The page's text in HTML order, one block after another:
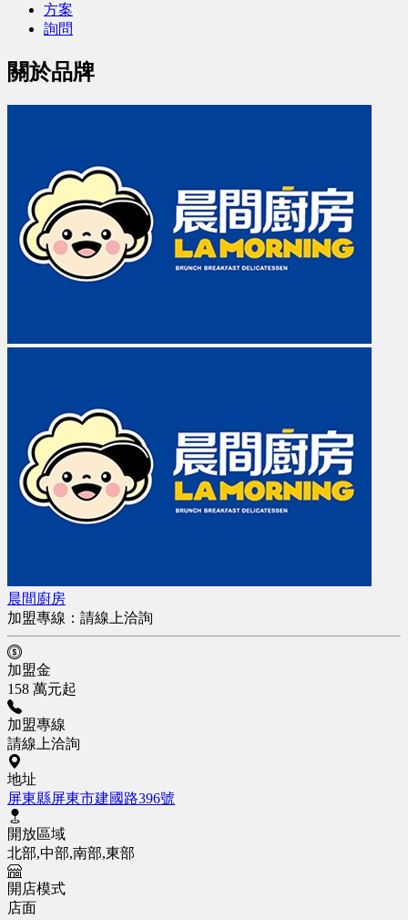
方案
詢問
關於品牌
晨間廚房
加盟專線： 請線上洽詢
加盟金
158 萬元起
加盟專線
請線上洽詢
地址
屏東縣屏東市建國路396號
開放區域
北部,中部,南部,東部
開店模式
店面